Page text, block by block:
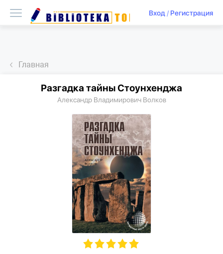
Вход/ Регистрация
Главная
Разгадка тайны Стоунхенджа
Александр Владимирович Волков